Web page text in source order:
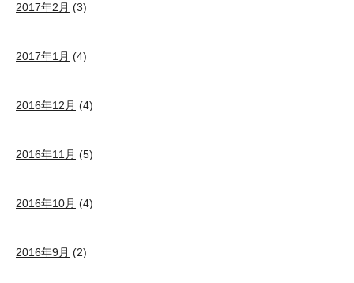
2017年2月 (3)
2017年1月 (4)
2016年12月 (4)
2016年11月 (5)
2016年10月 (4)
2016年9月 (2)